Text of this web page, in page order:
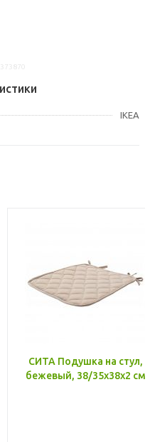
IKEA
СИТА Подушка на стул,
бежевый, 38/35x38x2 см